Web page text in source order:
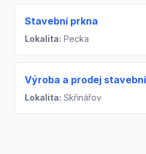
Stavební prkna
Lokalita: Pecka
Výroba a prodej
Lokalita: Skřinářov